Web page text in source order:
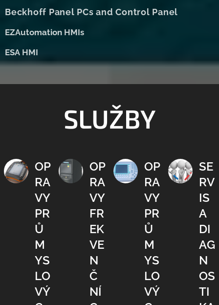
Beckhoff Panel PCs and Control Panel
EZAutomation HMIs
ESA HMI
SLUŽBY
OP
RA
VY
PR
Ů
M
YS
LO
VÝ
OP
RA
VY
FR
EK
VE
N
Č
NÍ
OP
RA
VY
PR
Ů
M
YS
LO
VÝ
SE
RV
IS
A
DI
AG
N
OS
TI